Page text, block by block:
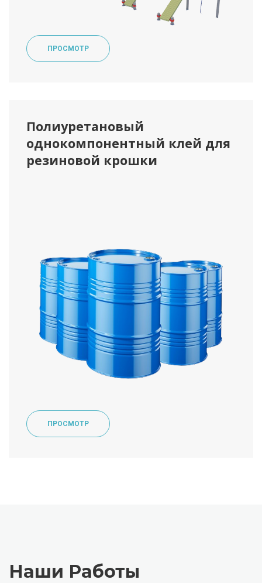
ПРОСМОТР
Полиуретановый
однокомпонентный клей для
резиновой крошки
ПРОСМОТР
Наши Работы